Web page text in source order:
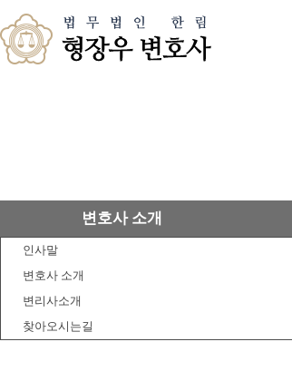
변호사 소개
인사말
변호사 소개
변리사소개
찾아오시는길